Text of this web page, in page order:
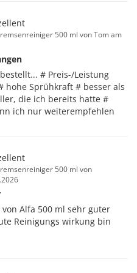
500 ml von Tom am
# Preis-/Leistung
hohe Sprühkraft # besser als
die ich bereits hatte #
ich nur weiterempfehlen
500 ml von
Alfa 500 ml sehr guter
Reinigungs wirkung bin